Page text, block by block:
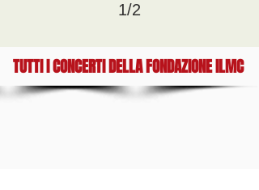
1/2
TUTTI I CONCERTI DELLA FONDAZIONE ILMC